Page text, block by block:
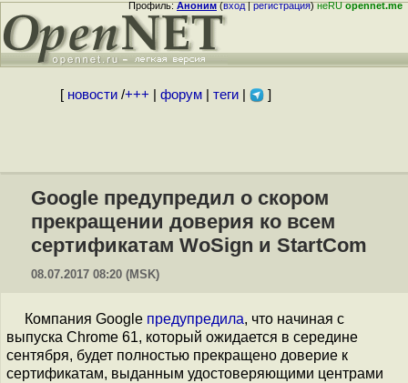
Профиль:Аноним(вход|регистрация)неRUopennet.me
[ новости/+++ форум| теги| ]
Google предупредил о скором
прекращении доверия ко всем
сертификатам WoSign и StartCom
08.07.2017 08:20 (MSK)
Компания Google предупредила, что начиная с
выпуска Chrome 61, который ожидается в середине
сентября, будет полностью прекращено доверие к
сертификатам, выданным удостоверяющими центрами